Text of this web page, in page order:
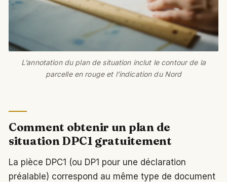
L’annotation du plan de situation inclut le contour de la
parcelle en rouge et l’indication du Nord
Comment obtenir un plan de
situation DPC1 gratuitement
La pièce DPC1 (ou DP1 pour une déclaration
préalable) correspond au même type de document